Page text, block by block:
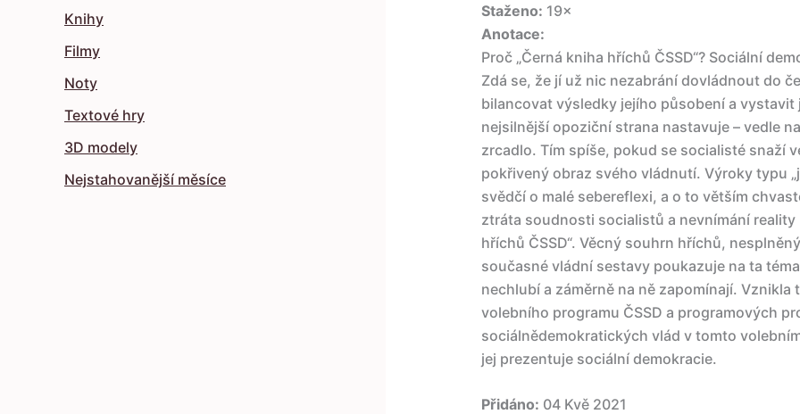
Knihy
Filmy
Noty
Textové hry
3D modely
Nejstahovanější měsíce
Staženo: 19×
Anotace:
Proč „Černá kniha hříchů ČSSD“? Sociální
Zdá se, že jí už nic nezabrání dovládnout do
bilancovat výsledky jejího působení a vystavit
nejsilnější opoziční strana nastavuje – vedle
zrcadlo. Tím spíše, pokud se socialisté snaží
pokřivený obraz svého vládnutí. Výroky typu
svědčí o malé sebereflexi, a o to větším
ztráta soudnosti socialistů a nevnímání reality
hříchů ČSSD“. Věcný souhrn hříchů,
současné vládní sestavy poukazuje na ta
nechlubí a záměrně na ně zapomínají.
volebního programu ČSSD a programových
sociálnědemokratických vlád v tomto
jej prezentuje sociální demokracie.
Přidáno: 04 Kvě 2021